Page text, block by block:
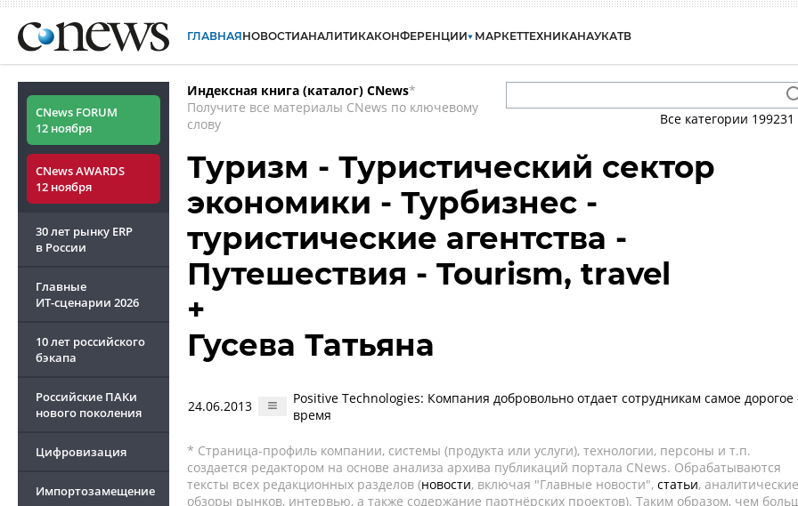
ГЛАВНАЯНОВОСТИАНАЛИТИКАКОНФЕРЕНЦИИ МАРКЕТТЕХНИКАНАУКАТВ
CNews FORUM
12 ноября
CNews AWARDS
12 ноября
30 лет рынку ERP
в России
Главные
ИТ-сценарии 2026
10 лет российского
бэкапа
Российские ПАКи
нового поколения
Цифровизация
Импортозамещение
Индексная книга (каталог) CNews*
Получите все материалы CNews по ключевому
слову
Все категории 199231
Туризм - Туристический сектор
экономики - Турбизнес -
туристические агентства -
Путешествия - Tourism, travel
+
Гусева Татьяна
24.06.2013
Positive Technologies: Компания добровольно отдает сотрудникам самое дорогое
время
* Страница-профиль компании, системы (продукта или услуги), технологии, персоны и т.п.
создается редактором на основе анализа архива публикаций портала CNews. Обрабатываются
тексты всех редакционных разделов (новости, включая "Главные новости", статьи, аналитические
обзоры рынков, интервью, а также содержание партнёрских проектов). Таким образом, чем